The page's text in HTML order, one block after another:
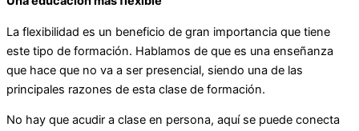
La flexibilidad es un beneficio de gran importancia que tiene
este tipo de formación. Hablamos de que es una enseñanza
que hace que no va a ser presencial, siendo una de las
principales razones de esta clase de formación.
No hay que acudir a clase en persona, aquí se puede conecta